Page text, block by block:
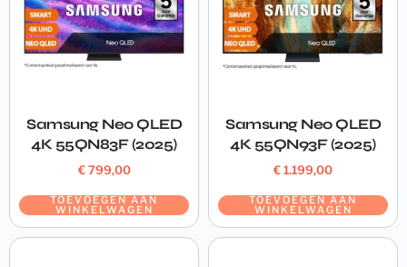
Samsung Neo QLED
4K 55QN83F (2025)
€799,00
TOEVOEGEN AAN
WINKELWAGEN
Samsung Neo QLED
4K 55QN93F (2025)
€1.199,00
TOEVOEGEN AAN
WINKELWAGEN